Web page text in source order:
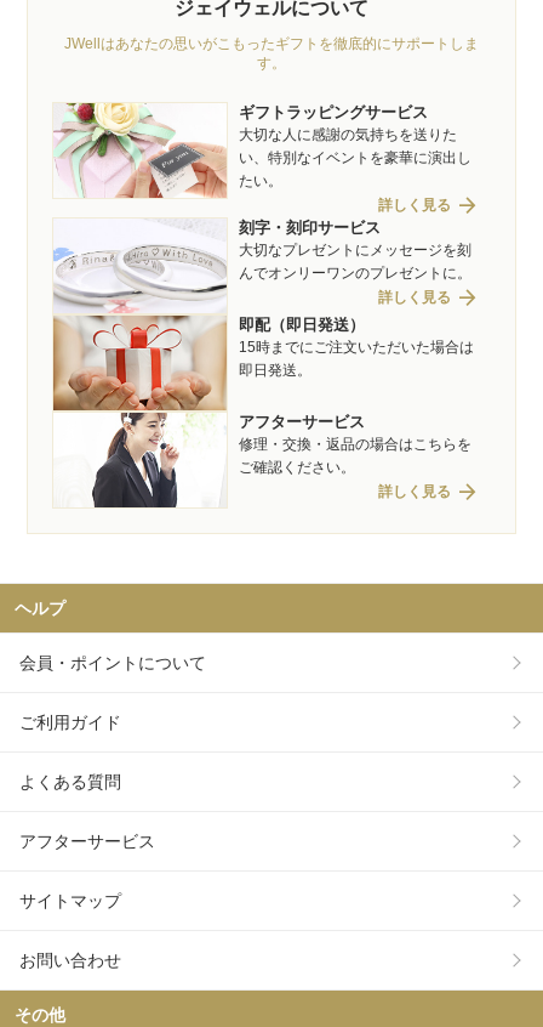
ジェイウェルについて
JWellはあなたの思いがこもったギフトを徹底的にサポートしま
す。
ギフトラッピングサービス
大切な人に感謝の気持ちを送りた
い、特別なイベントを豪華に演出し
たい。
詳しく見る arrow_forward
刻字・刻印サービス
大切なプレゼントにメッセージを刻
んでオンリーワンのプレゼントに。
詳しく見る arrow_forward
即配（即日発送）
15時までにご注文いただいた場合は
即日発送。
アフターサービス
修理・交換・返品の場合はこちらを
ご確認ください。
詳しく見る arrow_forward
ヘルプ
会員・ポイントについて
ご利用ガイド
よくある質問
アフターサービス
サイトマップ
お問い合わせ
その他